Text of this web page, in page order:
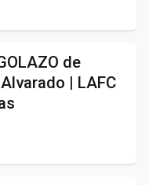
de
| LAFC